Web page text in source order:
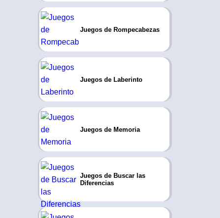
Juegos de Rompecabezas
Juegos de Laberinto
Juegos de Memoria
Juegos de Buscar las
Diferencias